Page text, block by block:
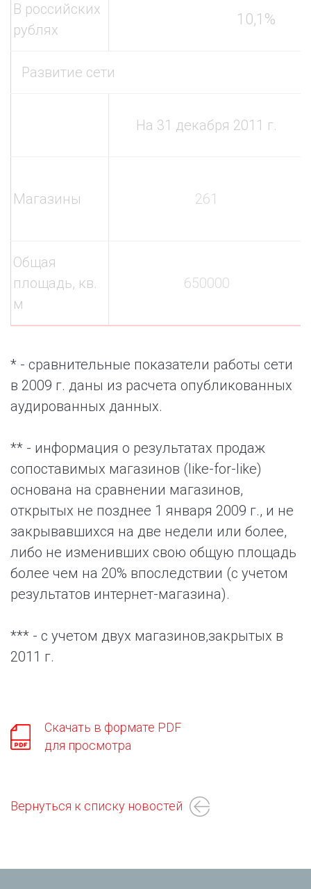
В российских
рублях
10,1%
Развитие сети
На 31 декабря 2011 г.
Магазины 261
Общая
площадь, кв.
м
650000
* - сравнительные показатели работы сети
в 2009 г. даны из расчета опубликованных
аудированных данных.
** - информация о результатах продаж
сопоставимых магазинов (like-for-like)
основана на сравнении магазинов,
открытых не позднее 1 января 2009 г., и не
закрывавшихся на две недели или более,
либо не изменивших свою общую площадь
более чем на 20% впоследствии (с учетом
результатов интернет-магазина).
*** - с учетом двух магазинов,закрытых в
2011 г.
Скачать в формате PDF
для просмотра
Вернуться к списку новостей